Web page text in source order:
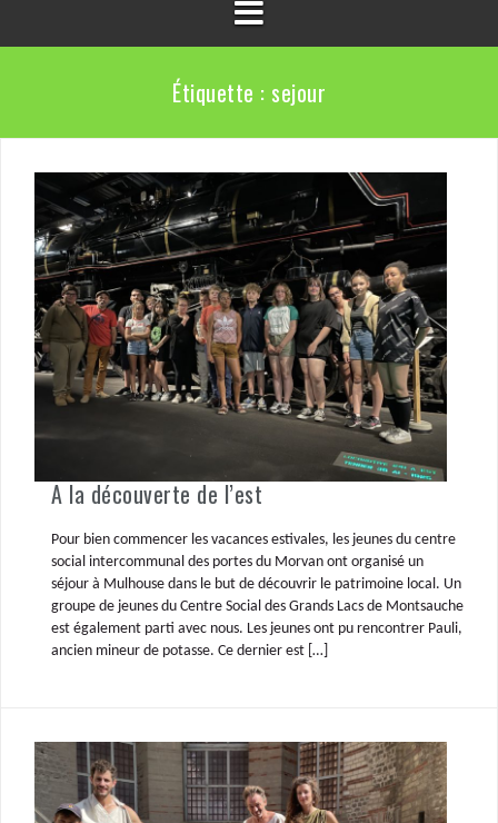
Étiquette : sejour
A la découverte de l’est
Pour bien commencer les vacances estivales, les jeunes du centre
social intercommunal des portes du Morvan ont organisé un
séjour à Mulhouse dans le but de découvrir le patrimoine local. Un
groupe de jeunes du Centre Social des Grands Lacs de Montsauche
est également parti avec nous. Les jeunes ont pu rencontrer Pauli,
ancien mineur de potasse. Ce dernier est […]